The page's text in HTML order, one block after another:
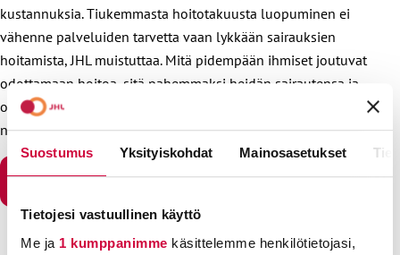
Suostumus Yksityiskohdat Mainosasetukset
Tietojesi vastuullinen käyttö
Me ja 1 kumppanimme käsittelemme henkilötietojasi,
kustannuksia. Tiukemmasta hoitotakuusta luopuminen ei
vähenne palveluiden tarvetta vaan lykkään sairauksien
hoitamista, JHL muistuttaa. Mitä pidempään ihmiset joutuvat
odottamaan hoitoa, sitä pahemmaksi heidän sairautensa ja
oireensa voivat kehittyä. Siksi hoitotakuun pitäminen
nykyisellään lisää lopulta kustannuksia eikä vähennä niitä.
JHL:N LAUSUNTO HOITOTAKUUSTA